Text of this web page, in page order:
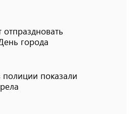
отпраздновать
города
показали